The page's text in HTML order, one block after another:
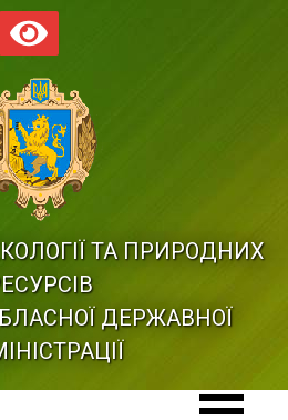
ТА ПРИРОДНИХ
ДЕРЖАВНОЇ